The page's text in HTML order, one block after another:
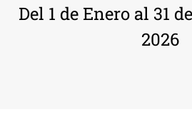
Del 1 de Enero al 31
2026